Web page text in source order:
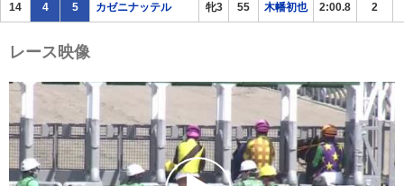
14 4 5 カゼニナッテル 牝3 55 木幡初也 2:00.8 2
レース映像